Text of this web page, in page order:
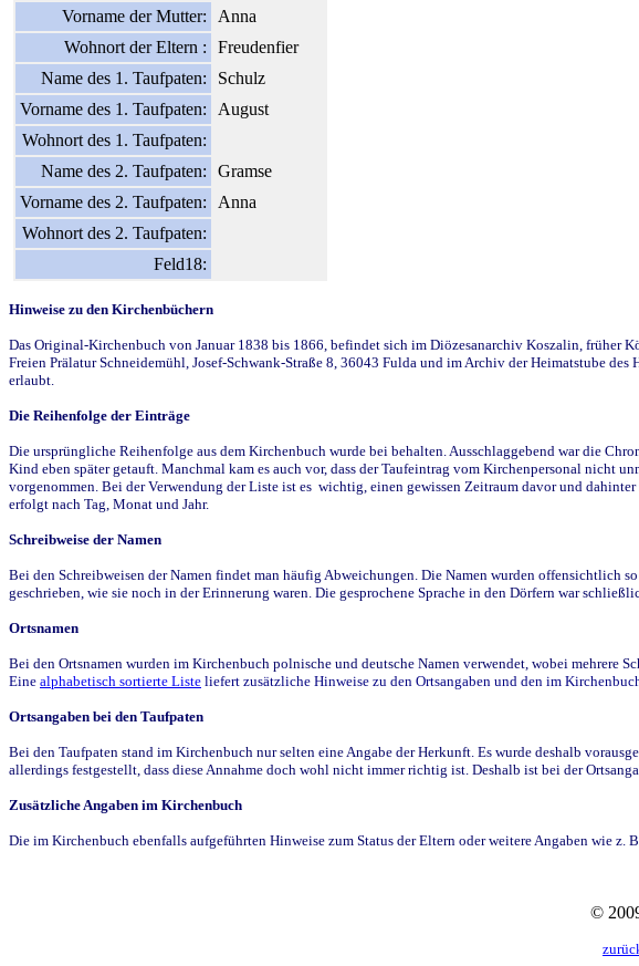
Vorname der Mutter:
Anna
Wohnort der Eltern :
Freudenfier
Name des 1. Taufpaten:
Schulz
Vorname des 1. Taufpaten:
August
Wohnort des 1. Taufpaten:
Name des 2. Taufpaten:
Gramse
Vorname des 2. Taufpaten:
Anna
Wohnort des 2. Taufpaten:
Feld18:
Hinweise zu den Kirchenbüchern
Das Original-Kirchenbuch von Januar 1838 bis 1866, befindet sich im Diözesanarchiv Koszalin, früher
Freien Prälatur Schneidemühl, Josef-Schwank-Straße 8, 36043 Fulda und im Archiv der Heimatstube
erlaubt.
Die Reihenfolge der Einträge
Die ursprüngliche Reihenfolge aus dem Kirchenbuch wurde bei behalten. Ausschlaggebend war die
Kind eben später getauft. Manchmal kam es auch vor, dass der Taufeintrag vom Kirchenpersonal nicht
vorgenommen. Bei der Verwendung der Liste ist es wichtig, einen gewissen Zeitraum davor und
erfolgt nach Tag, Monat und Jahr.
Schreibweise der Namen
Bei den Schreibweisen der Namen findet man häufig Abweichungen. Die Namen wurden offensichtlich
geschrieben, wie sie noch in der Erinnerung waren. Die gesprochene Sprache in den Dörfern war
Ortsnamen
Bei den Ortsnamen wurden im Kirchenbuch polnische und deutsche Namen verwendet, wobei mehrere
Eine alphabetisch sortierte Liste liefert zusätzliche Hinweise zu den Ortsangaben und den im
Ortsangaben bei den Taufpaten
Bei den Taufpaten stand im Kirchenbuch nur selten eine Angabe der Herkunft. Es wurde deshalb
allerdings festgestellt, dass diese Annahme doch wohl nicht immer richtig ist. Deshalb ist bei der
Zusätzliche Angaben im Kirchenbuch
Die im Kirchenbuch ebenfalls aufgeführten Hinweise zum Status der Eltern oder weitere Angaben wie z.
©